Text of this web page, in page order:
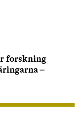
forskning
–